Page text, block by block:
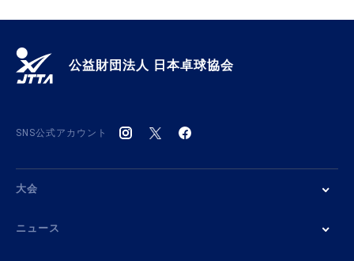
公益財団法人 日本卓球協会
SNS公式アカウント
大会
ニュース